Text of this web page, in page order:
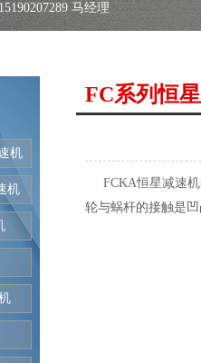
马经理
机
机
FC系列恒
FCKA恒星减速机
轮与蜗杆的接触是